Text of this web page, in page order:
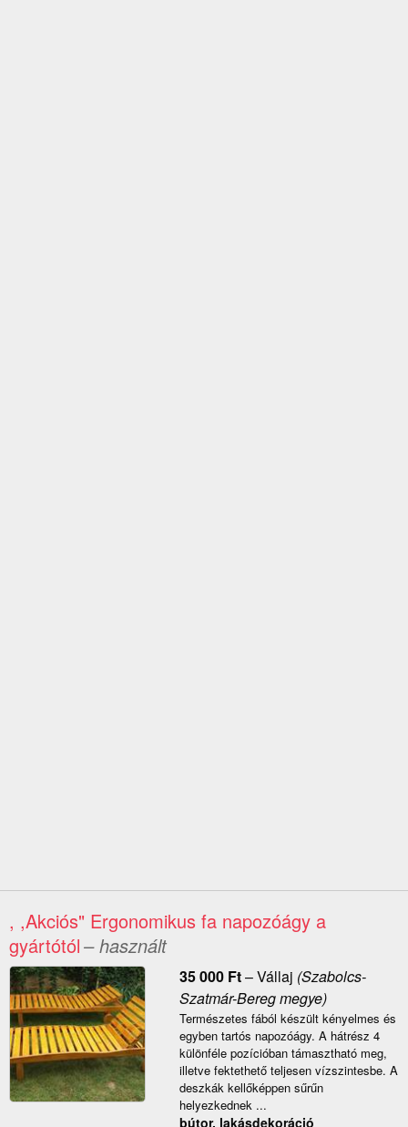
, ,Akciós" Ergonomikus fa napozóágy a
gyártótól– használt
35 000 Ft–Vállaj (Szabolcs-
Szatmár-Bereg megye)
Természetes fából készült kényelmes és
egyben tartós napozóágy. A hátrész 4
különféle pozícióban támasztható meg,
illetve fektethető teljesen vízszintesbe. A
deszkák kellőképpen sűrűn
helyezkednek ...
bútor, lakásdekoráció